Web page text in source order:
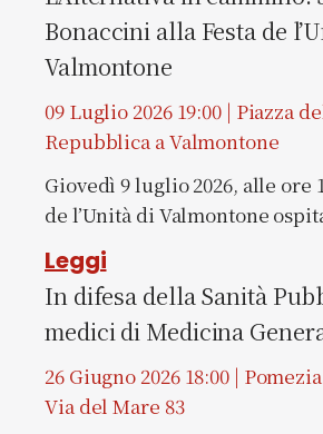
Bonaccini alla Festa de
Valmontone
09 Luglio 2026 19:00 | Piazza
Repubblica a Valmontone
Giovedì 9 luglio 2026, alle ore
de l’Unità di Valmontone
Leggi
In difesa della Sanità
medici di Medicina
26 Giugno 2026 18:00 |
Via del Mare 83